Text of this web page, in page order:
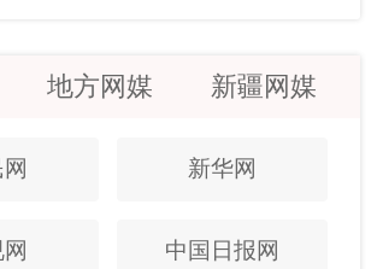
地方网媒 新疆网媒
新华网
中国日报网